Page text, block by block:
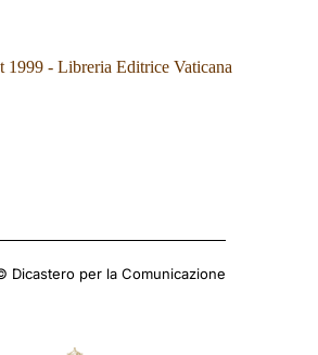
- Libreria Editrice Vaticana
Dicastero per la Comunicazione